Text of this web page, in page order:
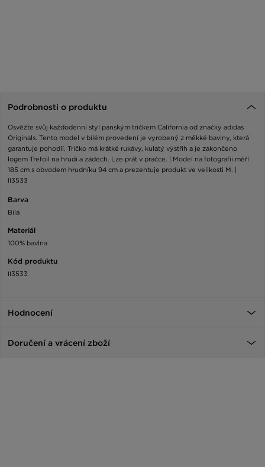
Podrobnosti o produktu
Osvěžte svůj každodenní styl pánským tričkem California od značky adidas
Originals. Tento model v bílém provedení je vyrobený z měkké bavlny, která
garantuje pohodlí. Tričko má krátké rukávy, kulatý výstřih a je zakončeno
logem Trefoil na hrudi a zádech. Lze prát v pračce. | Model na fotografii měří
185 cm s obvodem hrudníku 94 cm a prezentuje produkt ve velikosti M. |
II3533
Barva
Bílá
Materiál
100% bavlna
Kód produktu
II3533
Hodnocení
Doručení a vrácení zboží